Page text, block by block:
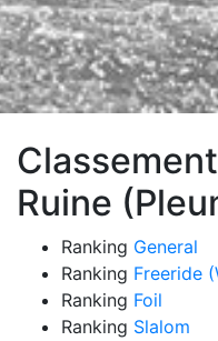
Ruine
Ranking General
Ranking Freeride
Ranking Foil
Ranking Slalom